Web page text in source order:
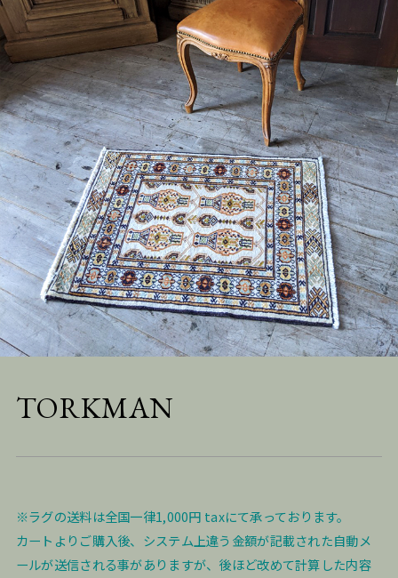
TORKMAN
※ラグの送料は全国一律1,000円 taxにて承っております。
カートよりご購入後、システム上違う金額が記載された自動メ
ールが送信される事がありますが、後ほど改めて計算した内容